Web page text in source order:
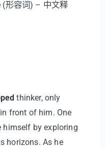
形容词) – 中文释
thinker, only
front of him. One
himself by exploring
horizons. As he